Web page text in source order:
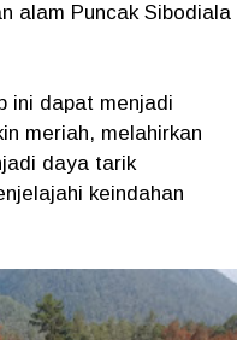
alam Puncak Sibodiala
ini dapat menjadi
meriah, melahirkan
daya tarik
keindahan